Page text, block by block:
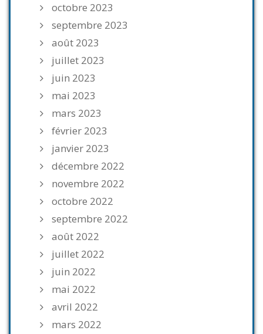
octobre 2023
septembre 2023
août 2023
juillet 2023
juin 2023
mai 2023
mars 2023
février 2023
janvier 2023
décembre 2022
novembre 2022
octobre 2022
septembre 2022
août 2022
juillet 2022
juin 2022
mai 2022
avril 2022
mars 2022